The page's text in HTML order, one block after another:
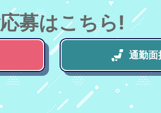
募はこちら!
通勤面